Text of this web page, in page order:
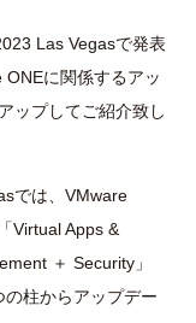
Las Vegasで発表
ONEに関係するアッ
ップしてご紹介致し
では、 VMware
Virtual Apps &
＋ Security 」
の柱からアップデー